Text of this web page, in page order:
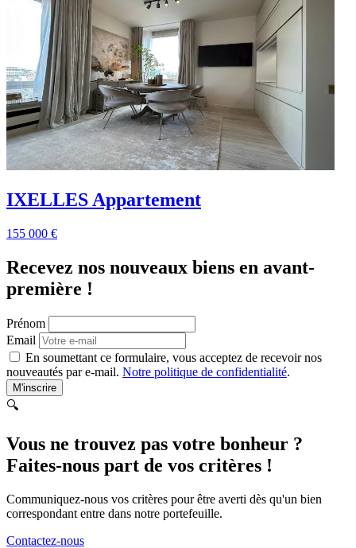
IXELLESAppartement
155 000 €
Recevez nos nouveaux biens en avant-
première !
Prénom
Email
En soumettant ce formulaire, vous acceptez de recevoir nos
nouveautés par e-mail. Notre politique de confidentialité.
M'inscrire
🔍
Vous ne trouvez pas votre bonheur ?
Faites-nous part de vos critères !
Communiquez-nous vos critères pour être averti dès qu'un bien
correspondant entre dans notre portefeuille.
Contactez-nous